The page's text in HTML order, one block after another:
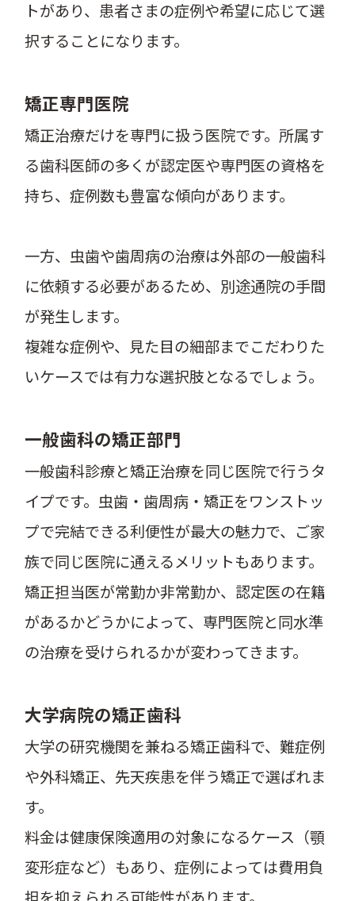
トがあり、患者さまの症例や希望に応じて選
択することになります。
矯正専門医院
矯正治療だけを専門に扱う医院です。所属す
る歯科医師の多くが認定医や専門医の資格を
持ち、症例数も豊富な傾向があります。
一方、虫歯や歯周病の治療は外部の一般歯科
に依頼する必要があるため、別途通院の手間
が発生します。
複雑な症例や、見た目の細部までこだわりた
いケースでは有力な選択肢となるでしょう。
一般歯科の矯正部門
一般歯科診療と矯正治療を同じ医院で行うタ
イプです。虫歯・歯周病・矯正をワンストッ
プで完結できる利便性が最大の魅力で、ご家
族で同じ医院に通えるメリットもあります。
矯正担当医が常勤か非常勤か、認定医の在籍
があるかどうかによって、専門医院と同水準
の治療を受けられるかが変わってきます。
大学病院の矯正歯科
大学の研究機関を兼ねる矯正歯科で、難症例
や外科矯正、先天疾患を伴う矯正で選ばれま
す。
料金は健康保険適用の対象になるケース（顎
変形症など）もあり、症例によっては費用負